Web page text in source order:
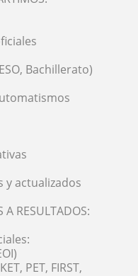
Bachillerato)
actualizados
A RESULTADOS:
PET, FIRST,